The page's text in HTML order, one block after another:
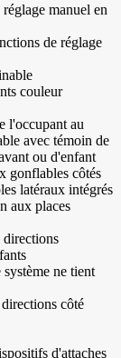
réglage manuel en
de réglage
couleur
l'occupant au
avec témoin de
ou d'enfant
gonflables côtés
latéraux intégrés
aux places
directions
ne tient
côté
d'attaches